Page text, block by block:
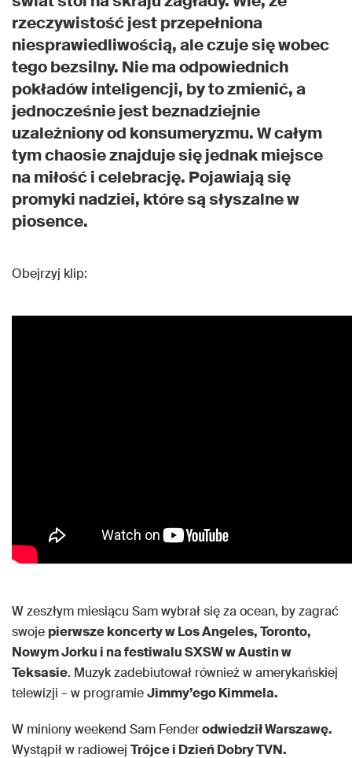
rzeczywistość jest przepełniona
niesprawiedliwością, ale czuje się wobec
tego bezsilny. Nie ma odpowiednich
pokładów inteligencji, by to zmienić, a
jednocześnie jest beznadziejnie
uzależniony od konsumeryzmu. W całym
tym chaosie znajduje się jednak miejsce
na miłość i celebrację. Pojawiają się
promyki nadziei, które są słyszalne w
piosence.
Obejrzyj klip:
W zeszłym miesiącu Sam wybrał się za ocean, by zagrać
swoje pierwsze koncerty w Los Angeles, Toronto,
Nowym Jorku i na festiwalu SXSW w Austin w
Teksasie. Muzyk zadebiutował również w amerykańskiej
telewizji – w programieJimmy’ego Kimmela.
W miniony weekend Sam Fenderodwiedził Warszawę.
Wystąpił w radiowej Trójce i Dzień Dobry TVN.